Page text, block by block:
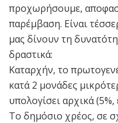
προχωρήσουμε,
παρέμβαση. Είναι
μας δίνουν τη
δραστικά:
Καταρχήν, το
κατά 2 μονάδες
υπολογίσει αρχικά (5%,
Το δημόσιο χρέος, σε